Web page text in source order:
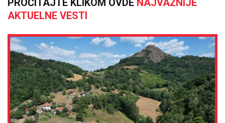
PROČITAJTE KLIKOM OVDE NAJVAŽNIJE
AKTUELNE VESTI